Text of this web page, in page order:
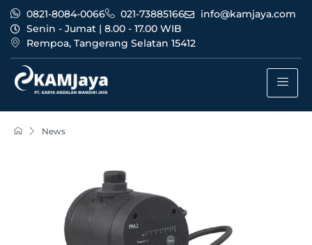
0821-8084-0066 021-73885166
info@kamjaya.com
Senin - Jumat | 8.00 - 17.00 WIB
Rempoa, Tangerang Selatan 15412
News